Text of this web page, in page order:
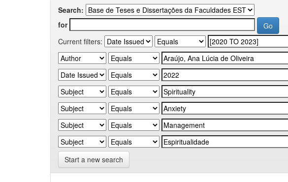
Search:
for
Current filters:
Start a new search